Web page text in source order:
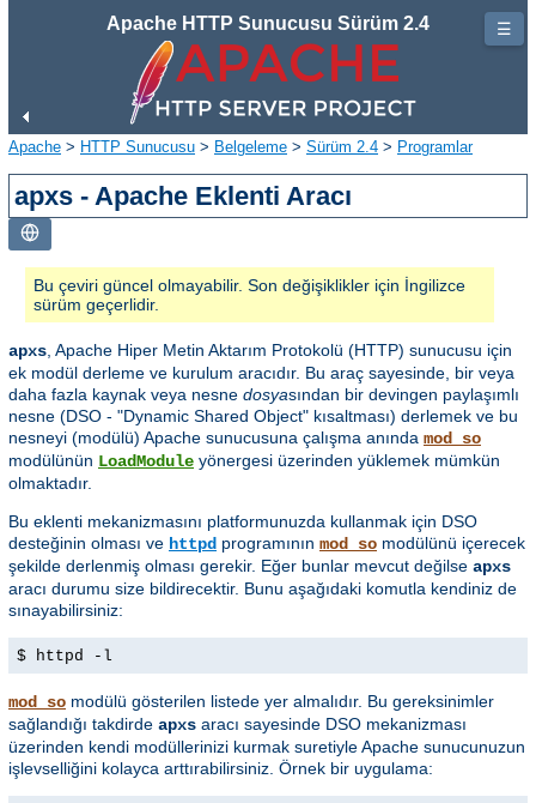
Apache HTTP Sunucusu Sürüm 2.4
Apache > HTTP Sunucusu > Belgeleme > Sürüm 2.4 > Programlar
apxs - Apache Eklenti Aracı
Bu çeviri güncel olmayabilir. Son değişiklikler için İngilizce
sürüm geçerlidir.
apxs , Apache Hiper Metin Aktarım Protokolü (HTTP) sunucusu için
ek modül derleme ve kurulum aracıdır. Bu araç sayesinde, bir veya
daha fazla kaynak veya nesne dosyasından bir devingen paylaşımlı
nesne (DSO - "Dynamic Shared Object" kısaltması) derlemek ve bu
nesneyi (modülü) Apache sunucusuna çalışma anında mod_so
modülünün LoadModule yönergesi üzerinden yüklemek mümkün
olmaktadır.
Bu eklenti mekanizmasını platformunuzda kullanmak için DSO
desteğinin olması ve httpd programının mod_so modülünü içerecek
şekilde derlenmiş olması gerekir. Eğer bunlar mevcut değilse apxs
aracı durumu size bildirecektir. Bunu aşağıdaki komutla kendiniz de
sınayabilirsiniz:
$ httpd -l
mod_so modülü gösterilen listede yer almalıdır. Bu gereksinimler
sağlandığı takdirde apxs aracı sayesinde DSO mekanizması
üzerinden kendi modüllerinizi kurmak suretiyle Apache sunucunuzun
işlevselliğini kolayca arttırabilirsiniz. Örnek bir uygulama:
☰